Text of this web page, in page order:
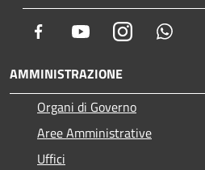
Facebook YoutubeInstagram
AMMINISTRAZIONE
Organi di Governo
Aree Amministrative
Uffici